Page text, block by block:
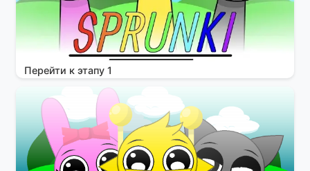
Перейти к этапу 1